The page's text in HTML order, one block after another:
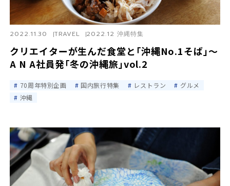
クリエイターが生んだ食堂と｢沖縄No.1そば｣～
A N A社員発｢冬の沖縄旅｣vol.2
2022.11.30 TRAVEL 2022.12 沖縄特集
70周年特別企画 国内旅行特集 レストラン
グルメ
沖縄